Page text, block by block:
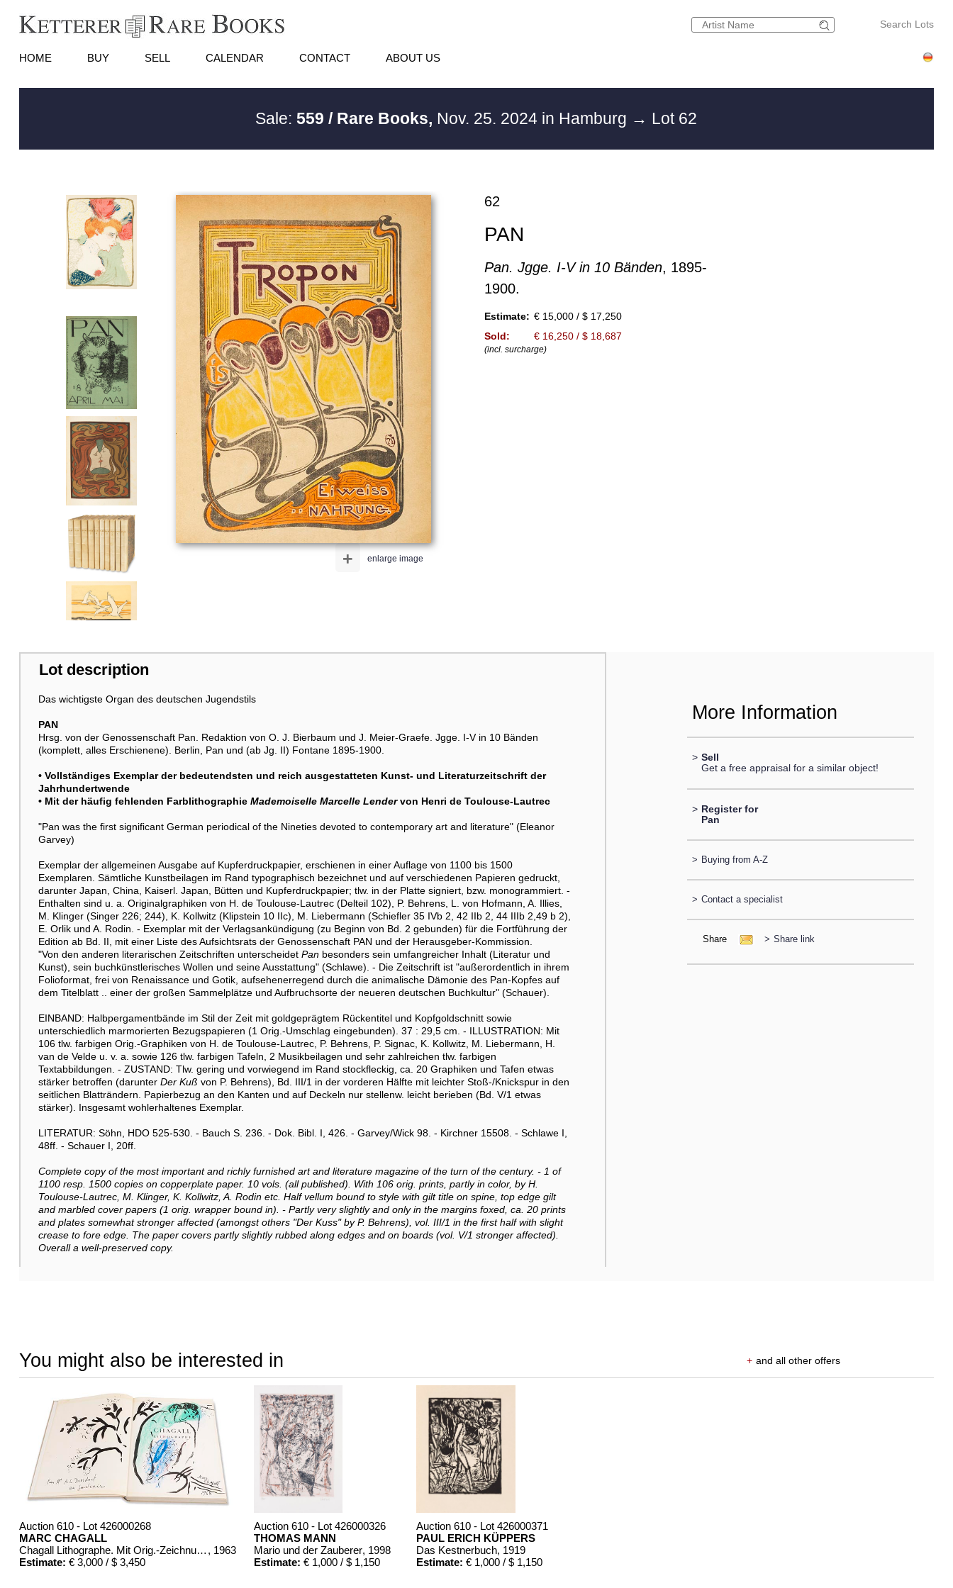
Search Lots
HOME BUY SELL CALENDAR CONTACT ABOUT US
Sale:559 / Rare Books, Nov. 25. 2024 in Hamburg → Lot 62
enlarge image
+
62
PAN
Pan. Jgge. I-V in 10 Bänden, 1895-
1900.
Estimate: € 15,000 / $ 17,250
Sold:
€ 16,250 / $ 18,687
(incl. surcharge)
Lot description
Das wichtigste Organ des deutschen Jugendstils
PAN
Hrsg. von der Genossenschaft Pan. Redaktion von O. J. Bierbaum und J. Meier-Graefe. Jgge. I-V in 10 Bänden
(komplett, alles Erschienene). Berlin, Pan und (ab Jg. II) Fontane 1895-1900.
• Vollständiges Exemplar der bedeutendsten und reich ausgestatteten Kunst- und Literaturzeitschrift der
Jahrhundertwende
• Mit der häufig fehlenden Farblithographie Mademoiselle Marcelle Lendervon Henri de Toulouse-Lautrec
"Pan was the first significant German periodical of the Nineties devoted to contemporary art and literature" (Eleanor
Garvey)
Exemplar der allgemeinen Ausgabe auf Kupferdruckpapier, erschienen in einer Auflage von 1100 bis 1500
Exemplaren. Sämtliche Kunstbeilagen im Rand typographisch bezeichnet und auf verschiedenen Papieren gedruckt,
darunter Japan, China, Kaiserl. Japan, Bütten und Kupferdruckpapier; tlw. in der Platte signiert, bzw. monogrammiert. -
Enthalten sind u. a. Originalgraphiken von H. de Toulouse-Lautrec (Delteil 102), P. Behrens, L. von Hofmann, A. Illies,
M. Klinger (Singer 226; 244), K. Kollwitz (Klipstein 10 IIc), M. Liebermann (Schiefler 35 IVb 2, 42 IIb 2, 44 IIIb 2,49 b 2),
E. Orlik und A. Rodin. - Exemplar mit der Verlagsankündigung (zu Beginn von Bd. 2 gebunden) für die Fortführung der
Edition ab Bd. II, mit einer Liste des Aufsichtsrats der Genossenschaft PAN und der Herausgeber-Kommission.
"Von den anderen literarischen Zeitschriften unterscheidet Panbesonders sein umfangreicher Inhalt (Literatur und
Kunst), sein buchkünstlerisches Wollen und seine Ausstattung" (Schlawe). - Die Zeitschrift ist "außerordentlich in ihrem
Folioformat, frei von Renaissance und Gotik, aufsehenerregend durch die animalische Dämonie des Pan-Kopfes auf
dem Titelblatt .. einer der großen Sammelplätze und Aufbruchsorte der neueren deutschen Buchkultur" (Schauer).
EINBAND: Halbpergamentbände im Stil der Zeit mit goldgeprägtem Rückentitel und Kopfgoldschnitt sowie
unterschiedlich marmorierten Bezugspapieren (1 Orig.-Umschlag eingebunden). 37 : 29,5 cm. - ILLUSTRATION: Mit
106 tlw. farbigen Orig.-Graphiken von H. de Toulouse-Lautrec, P. Behrens, P. Signac, K. Kollwitz, M. Liebermann, H.
van de Velde u. v. a. sowie 126 tlw. farbigen Tafeln, 2 Musikbeilagen und sehr zahlreichen tlw. farbigen
Textabbildungen. - ZUSTAND: Tlw. gering und vorwiegend im Rand stockfleckig, ca. 20 Graphiken und Tafen etwas
stärker betroffen (darunter Der Kuß von P. Behrens), Bd. III/1 in der vorderen Hälfte mit leichter Stoß-/Knickspur in den
seitlichen Blatträndern. Papierbezug an den Kanten und auf Deckeln nur stellenw. leicht berieben (Bd. V/1 etwas
stärker). Insgesamt wohlerhaltenes Exemplar.
LITERATUR: Söhn, HDO 525-530. - Bauch S. 236. - Dok. Bibl. I, 426. - Garvey/Wick 98. - Kirchner 15508. - Schlawe I,
48ff. - Schauer I, 20ff.
Complete copy of the most important and richly furnished art and literature magazine of the turn of the century. - 1 of
1100 resp. 1500 copies on copperplate paper. 10 vols. (all published). With 106 orig. prints, partly in color, by H.
Toulouse-Lautrec, M. Klinger, K. Kollwitz, A. Rodin etc. Half vellum bound to style with gilt title on spine, top edge gilt
and marbled cover papers (1 orig. wrapper bound in). - Partly very slightly and only in the margins foxed, ca. 20 prints
and plates somewhat stronger affected (amongst others "Der Kuss" by P. Behrens), vol. III/1 in the first half with slight
crease to fore edge. The paper covers partly slightly rubbed along edges and on boards (vol. V/1 stronger affected).
Overall a well-preserved copy.
More Information
> Sell
Get a free appraisal for a similar object!
> Register for
Pan
> Buying from A-Z
> Contact a specialist
Share > Share link
You might also be interested in + and all other offers
Auction 610 - Lot 426000268
MARC CHAGALL
Chagall Lithographe. Mit Orig.-Zeichnung von Chagall , 1963
Estimate: € 3,000 / $ 3,450
Auction 610 - Lot 426000326
THOMAS MANN
Mario und der Zauberer, 1998
Estimate: € 1,000 / $ 1,150
Auction 610 - Lot 426000371
PAUL ERICH KÜPPERS
Das Kestnerbuch, 1919
Estimate: € 1,000 / $ 1,150